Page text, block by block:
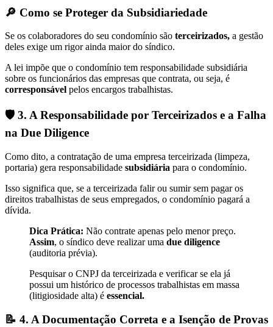
🔎 Como se Proteger da Subsidiariedade
Se os colaboradores do seu condomínio são terceirizados, a gestão
deles exige um rigor ainda maior do síndico.
A lei impõe que o condomínio tem responsabilidade subsidiária
sobre os funcionários das empresas que contrata, ou seja, é
corresponsável pelos encargos trabalhistas.
🛡️ 3. A Responsabilidade por Terceirizados e a Falha
na Due Diligence
Como dito, a contratação de uma empresa terceirizada (limpeza,
portaria) gera responsabilidade subsidiária para o condomínio.
Isso significa que, se a terceirizada falir ou sumir sem pagar os
direitos trabalhistas de seus empregados, o condomínio pagará a
dívida.
Dica Prática: Não contrate apenas pelo menor preço.
Assim, o síndico deve realizar uma due diligence
(auditoria prévia).
Pesquisar o CNPJ da terceirizada e verificar se ela já
possui um histórico de processos trabalhistas em massa
(litigiosidade alta) é essencial.
📝 4. A Documentação Correta e a Isenção de Provas